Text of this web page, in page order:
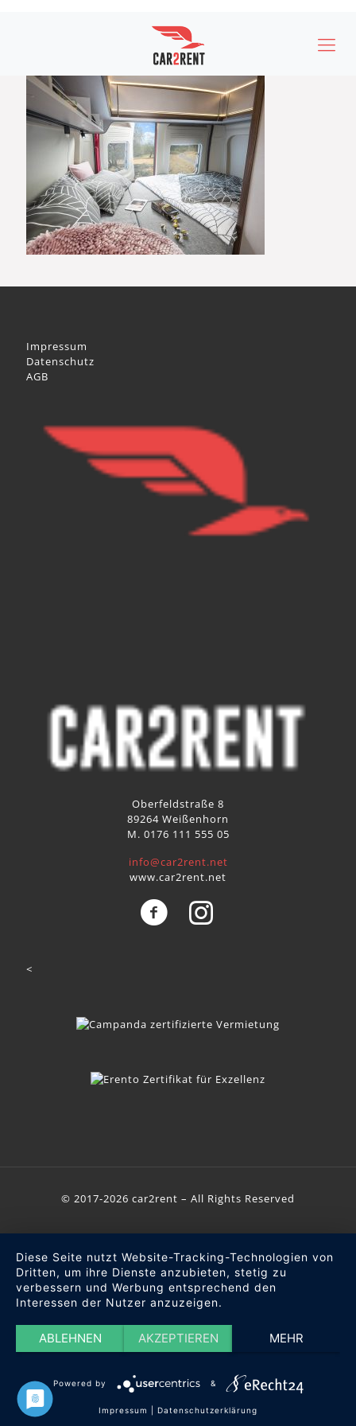
Impressum
Datenschutz
AGB
Oberfeldstraße 8
89264 Weißenhorn
M. 0176 111 555 05
info@car2rent.net
www.car2rent.net
<
© 2017-2026 car2rent – All Rights Reserved
Diese Seite nutzt Website-Tracking-Technologien von
Dritten, um ihre Dienste anzubieten, stetig zu
verbessern und Werbung entsprechend den
Interessen der Nutzer anzuzeigen.
ABLEHNEN AKZEPTIEREN MEHR
Powered by &
Impressum Datenschutzerklärung